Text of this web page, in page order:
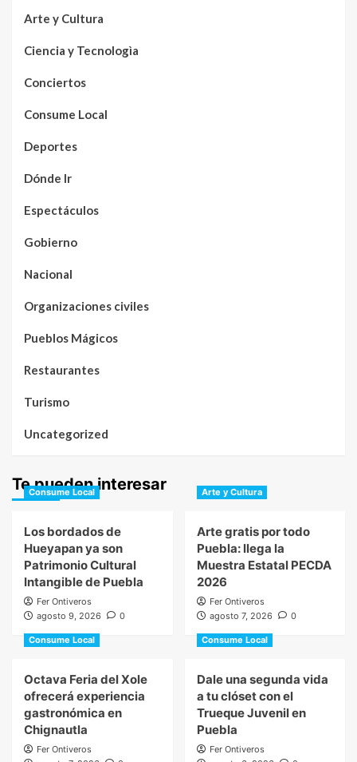
Arte y Cultura
Ciencia y Tecnologìa
Conciertos
Consume Local
Deportes
Dónde Ir
Espectáculos
Gobierno
Nacional
Organizaciones civiles
Pueblos Mágicos
Restaurantes
Turismo
Uncategorized
Te pueden interesar
Consume Local
Los bordados de
Hueyapan ya son
Patrimonio Cultural
Intangible de Puebla
Fer Ontiveros
agosto 9, 2026
0
Arte y Cultura
Arte gratis por todo
Puebla: llega la
Muestra Estatal PECDA
2026
Fer Ontiveros
agosto 7, 2026
0
Consume Local
Octava Feria del Xole
ofrecerá experiencia
gastronómica en
Chignautla
Fer Ontiveros
Consume Local
Dale una segunda vida
a tu clóset con el
Trueque Juvenil en
Puebla
Fer Ontiveros